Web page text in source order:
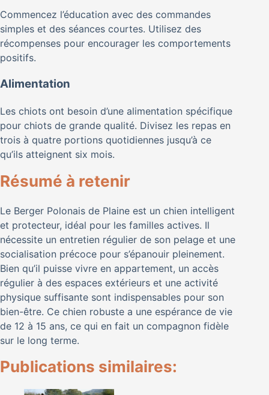
Commencez l’éducation avec des commandes
simples et des séances courtes. Utilisez des
récompenses pour encourager les comportements
positifs.
Alimentation
Les chiots ont besoin d’une alimentation spécifique
pour chiots de grande qualité. Divisez les repas en
trois à quatre portions quotidiennes jusqu’à ce
qu’ils atteignent six mois.
Résumé à retenir
Le Berger Polonais de Plaine est un chien intelligent
et protecteur, idéal pour les familles actives. Il
nécessite un entretien régulier de son pelage et une
socialisation précoce pour s’épanouir pleinement.
Bien qu’il puisse vivre en appartement, un accès
régulier à des espaces extérieurs et une activité
physique suffisante sont indispensables pour son
bien-être. Ce chien robuste a une espérance de vie
de 12 à 15 ans, ce qui en fait un compagnon fidèle
sur le long terme.
Publications similaires: